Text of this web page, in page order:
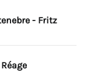
- Fritz